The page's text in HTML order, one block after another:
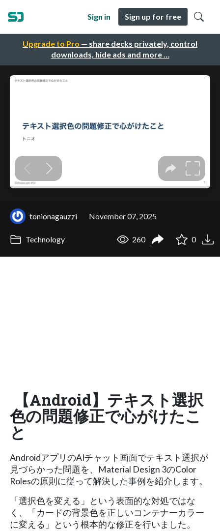
Upgrade to Pro — share decks privately, control
downloads, hide ads and more …
Sign in Sign up for free
tonionagauzzi November 07, 2025
Technology 260 0
【Android】テキスト選択
色の問題修正で心がけたこ
と
AndroidアプリのAIチャット画面でテキスト選択が
見づらかった問題を、Material Design 3のColor
Rolesの原則に従って解決した事例を紹介します。
「選択色を変える」という表面的な対処ではな
く、「カードの背景色を正しいコンテナーカラー
に変える」という根本的な修正を行いました。